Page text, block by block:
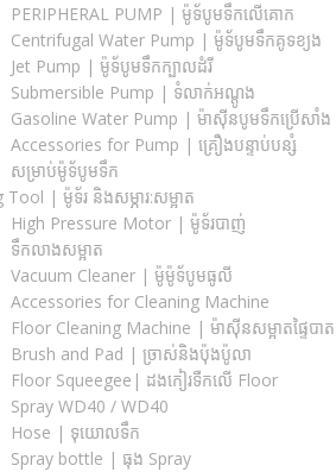
PERIPHERAL PUMP | ម៉ូទ័បូមទឹកលើគោក
Centrifugal Water Pump | ម៉ូទ័បូមទឹកគូទខ្យង
Jet Pump | ម៉ូទ័បូមទឹកក្បាលដំរី
Submersible Pump | ទំលាក់អណ្តូង
Gasoline Water Pump | ម៉ាស៊ីនបូមទឹកប្រើសាំង
Accessories for Pump | គ្រឿងបន្ទាប់បន្សំ
សម្រាប់ម៉ូទ័បូមទឹក
Tool | ម៉ូទ័រ និងសម្ភារ:សម្អាត
High Pressure Motor | ម៉ូទ័របាញ់
ទឹកលាងសម្អាត
Vacuum Cleaner | ម៉ូម៉ូទ័បូមធូលី
Accessories for Cleaning Machine
Floor Cleaning Machine | ម៉ាស៊ីនសម្អាតផ្ទៃបាត
Brush and Pad | ច្រាស់និងប៉ុងប៉ូលា
Floor Squeegee| ដងកៀរទឺកលើ Floor
Spray WD40 / WD40
Hose | ទុយោលទឹក
Spray bottle | ធុង Spray